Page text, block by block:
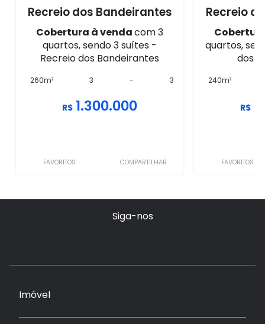
Recreio dos Bandeirantes
Cobertura à vendacom 3
quartos, sendo 3 suítes -
Recreio dos Bandeirantes
260m² 3 - 3
R$ 1.300.000
FAVORITOS COMPARTILHAR
Recreio
quartos,
dos
240m²
R$
FAVORITOS
Siga-nos
Imóvel